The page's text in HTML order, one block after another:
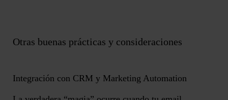
Otras buenas prácticas y consideraciones
Integración con CRM y Marketing Automation